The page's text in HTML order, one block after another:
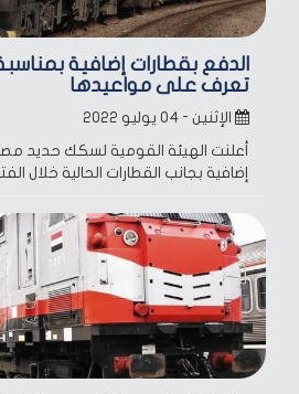
الدفع بقطارات إضافية
تعرف على مواعيدها
الإثنين - ٠٤ يوليو ٢٠٢٢
أعلنت الهيئة القومية لسكك حديد
إضافية بجانب القطارات الحالية خلال الفترة 3